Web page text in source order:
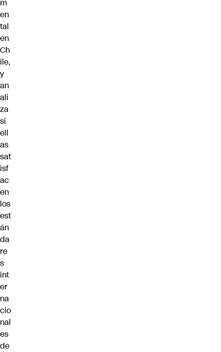
m
en
tal
en
Ch
ile,
y
an
ali
za
si
ell
as
sat
isf
ac
en
los
est
án
da
re
s
int
er
na
cio
nal
es
de